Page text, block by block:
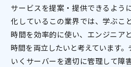
サービスを提案・提供できるよう
化しているこの業界では、学ぶこ
時間を効率的に使い、エンジニア
時間を両立したいと考えています
いくサーバーを適切に管理して障